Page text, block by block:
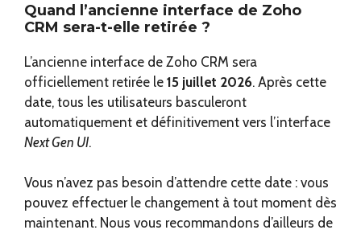
Quand l’ancienne interface de Zoho
CRM sera-t-elle retirée ?
L’ancienne interface de Zoho CRM sera
officiellement retirée le 15 juillet 2026. Après cette
date, tous les utilisateurs basculeront
automatiquement et définitivement vers l’interface
Next Gen UI.
Vous n’avez pas besoin d’attendre cette date : vous
pouvez effectuer le changement à tout moment dès
maintenant. Nous vous recommandons d’ailleurs de